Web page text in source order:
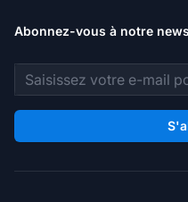
Abonnez-vous à notre
Adresse e-mail